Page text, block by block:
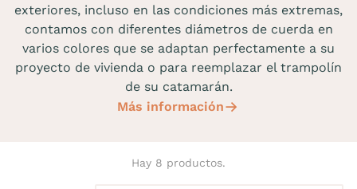
exteriores, incluso en las condiciones más extremas,
contamos con diferentes diámetros de cuerda en
varios colores que se adaptan perfectamente a su
proyecto de vivienda o para reemplazar el trampolín
de su catamarán.
Más información
Hay 8 productos.